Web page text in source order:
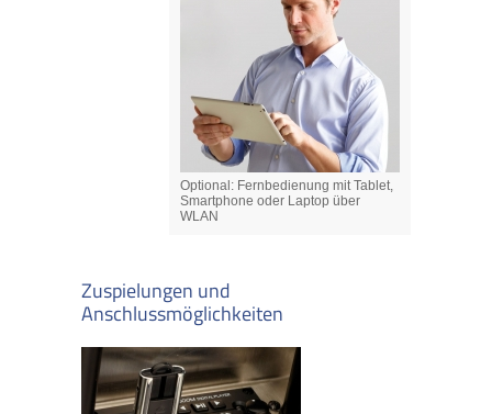
Optional: Fernbedienung mit Tablet,
Smartphone oder Laptop über
WLAN
Zuspielungen und
Anschlussmöglichkeiten